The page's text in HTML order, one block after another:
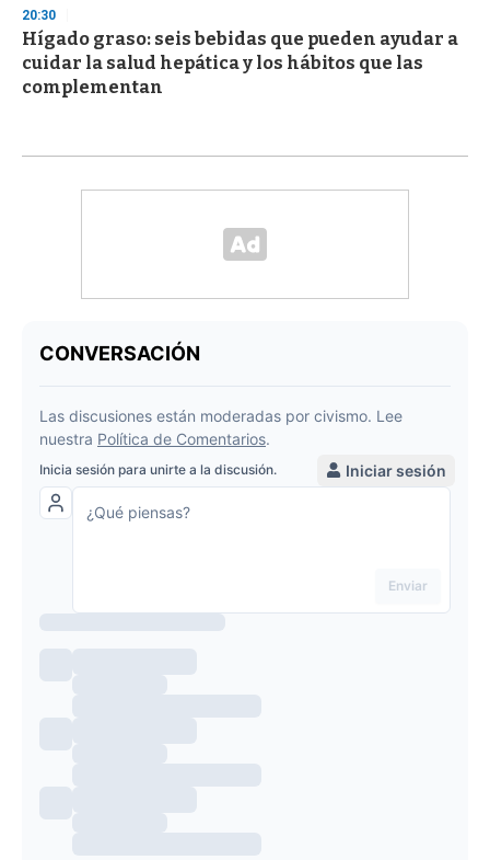
20:30
Hígado graso: seis bebidas que pueden ayudar a
cuidar la salud hepática y los hábitos que las
complementan